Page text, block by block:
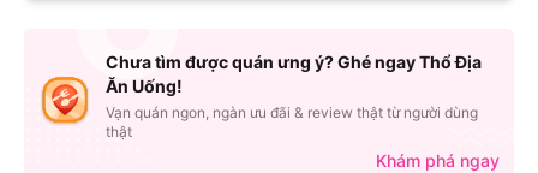
Chưa tìm được quán ưng ý? Ghé ngay Thổ Địa
Ăn Uống!
Vạn quán ngon, ngàn ưu đãi & review thật từ người dùng
thật
Khám phá ngay